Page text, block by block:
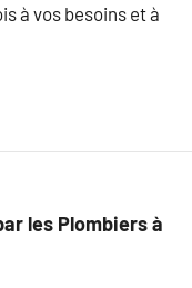
à vos besoins et à
les Plombiers à